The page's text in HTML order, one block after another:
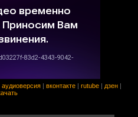
аудиоверсия вконтакте rutube дзен